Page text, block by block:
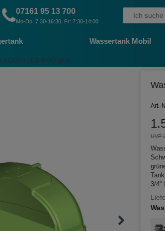
07161 95 13 700
Mo-Do: 7:30-16:30, Fr: 7:30-14:00
Wassertank Mobil
FLEX-PRO grün
Art.-
UVP
3/4"